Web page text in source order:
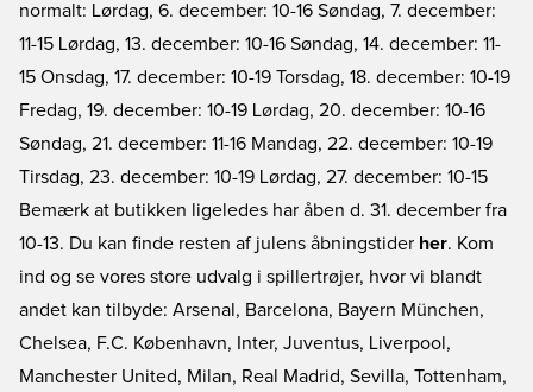
normalt: Lørdag, 6. december: 10-16 Søndag, 7. december:
11-15 Lørdag, 13. december: 10-16 Søndag, 14. december: 11-
15 Onsdag, 17. december: 10-19 Torsdag, 18. december: 10-19
Fredag, 19. december: 10-19 Lørdag, 20. december: 10-16
Søndag, 21. december: 11-16 Mandag, 22. december: 10-19
Tirsdag, 23. december: 10-19 Lørdag, 27. december: 10-15
Bemærk at butikken ligeledes har åben d. 31. december fra
10-13. Du kan finde resten af julens åbningstider her. Kom
ind og se vores store udvalg i spillertrøjer, hvor vi blandt
andet kan tilbyde: Arsenal, Barcelona, Bayern München,
Chelsea, F.C. København, Inter, Juventus, Liverpool,
Manchester United, Milan, Real Madrid, Sevilla, Tottenham,